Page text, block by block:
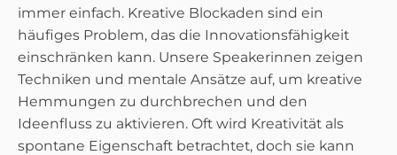
immer einfach. Kreative Blockaden sind ein
häufiges Problem, das die Innovationsfähigkeit
einschränken kann. Unsere Speakerinnen zeigen
Techniken und mentale Ansätze auf, um kreative
Hemmungen zu durchbrechen und den
Ideenfluss zu aktivieren. Oft wird Kreativität als
spontane Eigenschaft betrachtet, doch sie kann